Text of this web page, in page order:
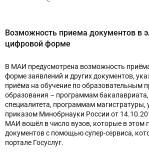
Возможность приема документов в
цифровой форме
В МАИ предусмотрена возможность
форме заявлений и других документов,
приёма на обучение по образовательным
образования – программам
специалитета, программам магистратуры,
приказом Минобрнауки России от
МАИ вошёл в число вузов, которые в этом
документов с помощью супер-сервиса,
портале Госуслуг.